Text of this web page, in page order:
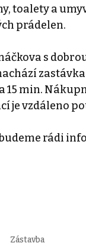
toalety a
prádelen.
s
15 min.
je vzdáleno
rádi
Zástavba